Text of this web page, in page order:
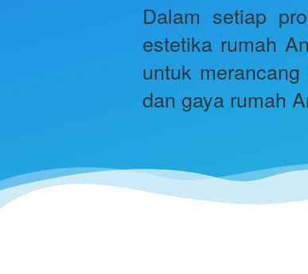
Dalam setiap
estetika rumah
untuk
dan gaya rumah